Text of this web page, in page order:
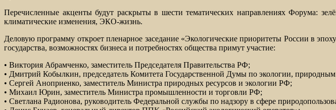
Перечисленные акценты будут раскрыты в шести тематических направлениях Форума:
климатические изменения, ЭКО-жизнь.
Деловую программу откроет пленарное заседание «Экологические приоритеты России в
государства, возможностях бизнеса и потребностях общества примут участие:
• Виктория Абрамченко, заместитель Председателя Правительства РФ;
• Дмитрий Кобылкин, председатель Комитета Государственной Думы по экологии,
• Сергей Аноприенко, заместитель Министра природных ресурсов и экологии РФ;
• Михаил Юрин, заместитель Министра промышленности и торговли РФ;
• Светлана Радионова, руководитель Федеральной службы по надзору в сфере